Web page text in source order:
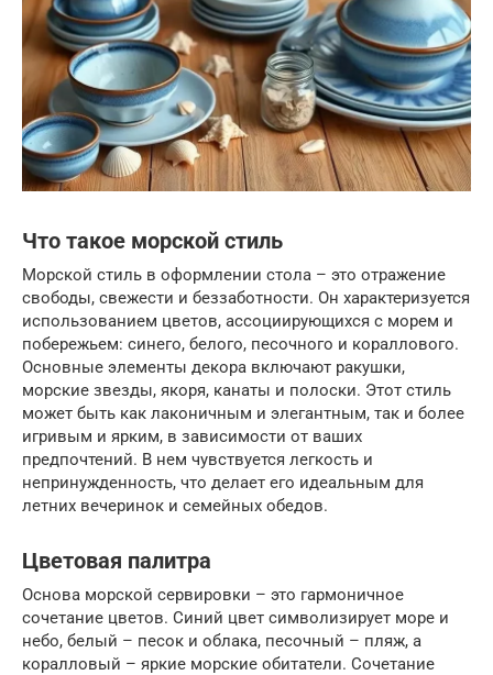
Что такое морской стиль
Морской стиль в оформлении стола – это отражение
свободы, свежести и беззаботности. Он характеризуется
использованием цветов, ассоциирующихся с морем и
побережьем: синего, белого, песочного и кораллового.
Основные элементы декора включают ракушки,
морские звезды, якоря, канаты и полоски. Этот стиль
может быть как лаконичным и элегантным, так и более
игривым и ярким, в зависимости от ваших
предпочтений. В нем чувствуется легкость и
непринужденность, что делает его идеальным для
летних вечеринок и семейных обедов.
Цветовая палитра
Основа морской сервировки – это гармоничное
сочетание цветов. Синий цвет символизирует море и
небо, белый – песок и облака, песочный – пляж, а
коралловый – яркие морские обитатели. Сочетание